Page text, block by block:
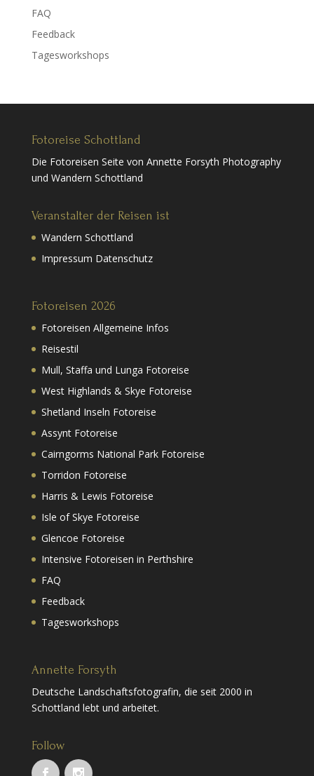
FAQ
Feedback
Tagesworkshops
Fotoreise Schottland
Die Fotoreisen Seite von Annette Forsyth Photography
und Wandern Schottland
Veranstalter der Reisen ist
Wandern Schottland
Impressum Datenschutz
Fotoreisen 2026
Fotoreisen Allgemeine Infos
Reisestil
Mull, Staffa und Lunga Fotoreise
West Highlands & Skye Fotoreise
Shetland Inseln Fotoreise
Assynt Fotoreise
Cairngorms National Park Fotoreise
Torridon Fotoreise
Harris & Lewis Fotoreise
Isle of Skye Fotoreise
Glencoe Fotoreise
Intensive Fotoreisen in Perthshire
FAQ
Feedback
Tagesworkshops
Annette Forsyth
Deutsche Landschaftsfotografin, die seit 2000 in
Schottland lebt und arbeitet.
Follow